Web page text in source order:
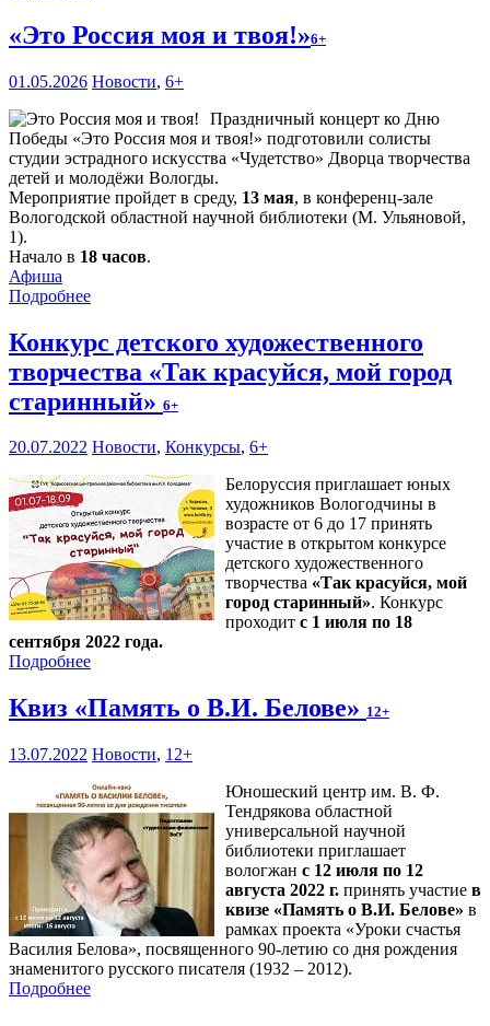
«Это Россия моя и твоя!»6+
01.05.2026 Новости, 6+
Праздничный концерт ко Дню
Победы «Это Россия моя и твоя!» подготовили солисты
студии эстрадного искусства «Чудетство» Дворца творчества
детей и молодёжи Вологды.
Мероприятие пройдет в среду, 13 мая, в конференц-зале
Вологодской областной научной библиотеки (М. Ульяновой,
1).
Начало в 18 часов.
Афиша
Подробнее
Конкурс детского художественного
творчества «Так красуйся, мой город
старинный» 6+
20.07.2022 Новости, Конкурсы, 6+
Белоруссия приглашает юных
художников Вологодчины в
возрасте от 6 до 17 принять
участие в открытом конкурсе
детского художественного
творчества «Так красуйся, мой
город старинный». Конкурс
проходит с 1 июля по 18
сентября 2022 года.
Подробнее
Квиз «Память о В.И. Белове» 12+
13.07.2022 Новости, 12+
Юношеский центр им. В. Ф.
Тендрякова областной
универсальной научной
библиотеки приглашает
вологжан с 12 июля по 12
августа 2022 г. принять участие в
квизе «Память о В.И. Белове» в
рамках проекта «Уроки счастья
Василия Белова», посвященного 90-летию со дня рождения
знаменитого русского писателя (1932 – 2012).
Подробнее